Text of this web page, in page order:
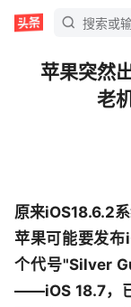
苹果突然
老
原来iOS18.6.2
苹果可能要发布
个代号"Silver
——iOS 18.7，